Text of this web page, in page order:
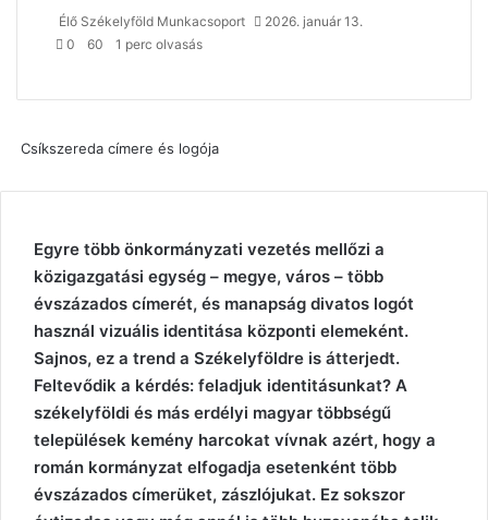
Élő Székelyföld Munkacsoport
2026. január 13.
0
60 1 perc olvasás
Csíkszereda címere és logója
Egyre több önkormányzati vezetés mellőzi a
közigazgatási egység – megye, város – több
évszázados címerét, és manapság divatos logót
használ vizuális identitása központi elemeként.
Sajnos, ez a trend a Székelyföldre is átterjedt.
Feltevődik a kérdés: feladjuk identitásunkat? A
székelyföldi és más erdélyi magyar többségű
települések kemény harcokat vívnak azért, hogy a
román kormányzat elfogadja esetenként több
évszázados címerüket, zászlójukat. Ez sokszor